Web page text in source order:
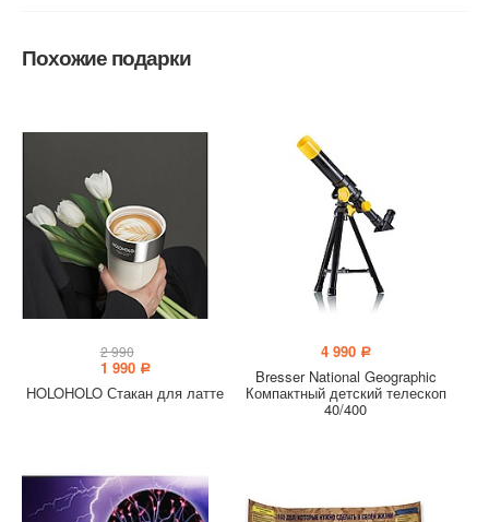
Похожие подарки
2 990
1 990 a
HOLOHOLO Стакан для латте
4 990 a
Bresser National Geographic
Компактный детский телескоп
40/400